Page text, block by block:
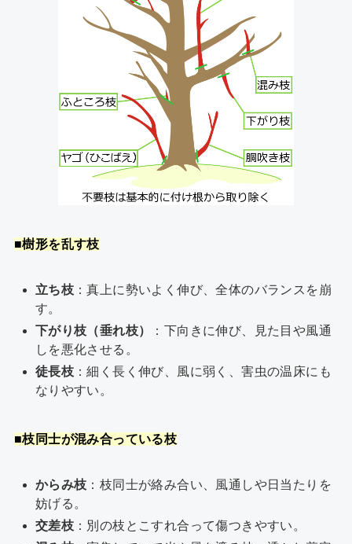
■樹形を乱す枝
立ち枝 ：真上に勢いよく伸び、全体のバランスを崩
す。
下がり枝（垂れ枝）
：下向きに伸び、見た目や風通
しを悪化させる。
徒長枝 ：細く長く伸び、風に弱く、害虫の温床にも
なりやすい。
■枝同士が混み合っている枝
からみ枝 ：枝同士が絡み合い、風通しや日当たりを
妨げる。
交差枝 ：別の枝とこすれ合って傷つきやすい。